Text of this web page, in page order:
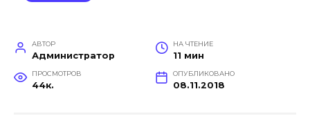
АВТОР
Администратор
НА ЧТЕНИЕ
11 мин
ПРОСМОТРОВ
44к.
ОПУБЛИКОВАНО
08.11.2018